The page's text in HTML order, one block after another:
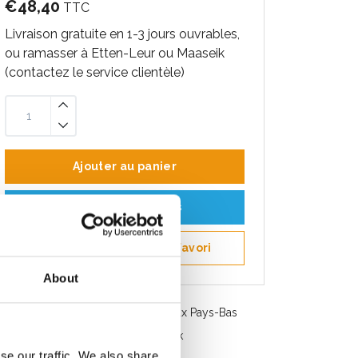
About
€48,40 TTC
Livraison gratuite en 1-3 jours ouvrables,
ou ramasser à Etten-Leur ou Maaseik
(contactez le service clientèle)
Ajouter au panier
Ajouter au devis
Enregistrer comme favori
Livraison gratuite en Belgique et aux Pays-Bas
Service rapide. Disponible en stock